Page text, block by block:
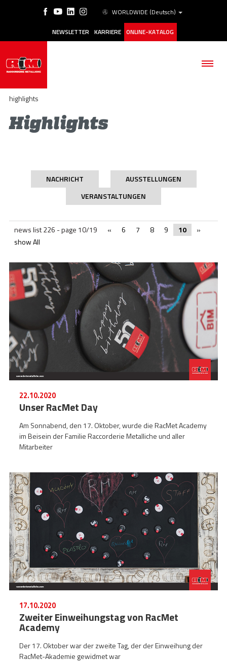
WORLDWIDE (Deutsch)
NEWSLETTER KARRIERE ONLINE-KATALOG
ANWENDUNGSBEREICHE
STORIES
BIM
HIGHLIGHTS
KONTAKTE
DOWNLOAD
highlights
Highlights
NACHRICHT
AUSSTELLUNGEN
VERANSTALTUNGEN
news list 226 - page 10/19 « 6 7 8 9 10
»
show All
22.10.2020
Unser RacMet Day
Am Sonnabend, den 17. Oktober, wurde die RacMet Academy
im Beisein der Familie Raccorderie Metalliche und aller
Mitarbeiter
17.10.2020
Zweiter Einweihungstag von RacMet
Academy
Der 17. Oktober war der zweite Tag, der der Einweihung der
RacMet-Akademie gewidmet war